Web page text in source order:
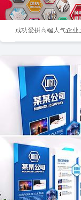
成功爱拼高端大气企业